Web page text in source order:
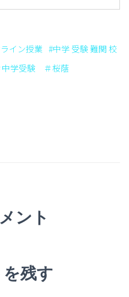
イン授業 #中学 受験 難関 校
中学受験 ＃桜蔭
ント
残す